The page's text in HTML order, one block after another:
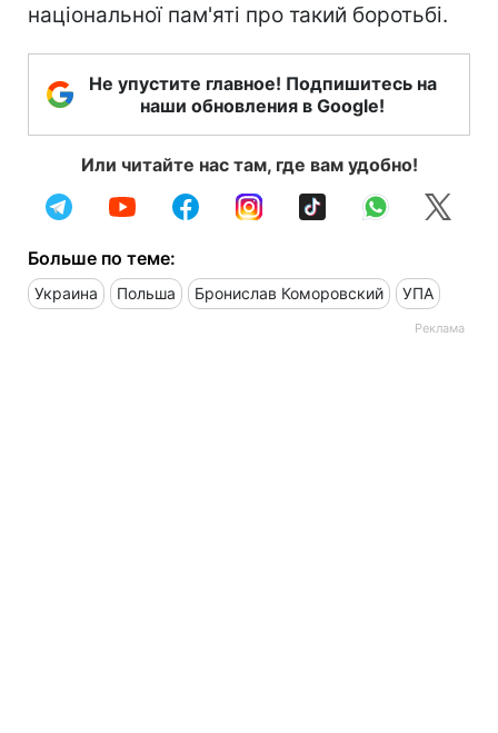
національної пам'яті про такий боротьбі.
Не упустите главное! Подпишитесь на
наши обновления в Google!
Или читайте нас там, где вам удобно!
Больше по теме:
Украина Польша Бронислав Коморовский УПА